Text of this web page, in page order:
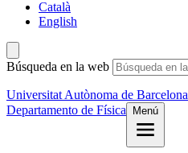
Català
English
Búsqueda en la web
Universitat Autònoma de Barcelona
Departamento de Física
Menú